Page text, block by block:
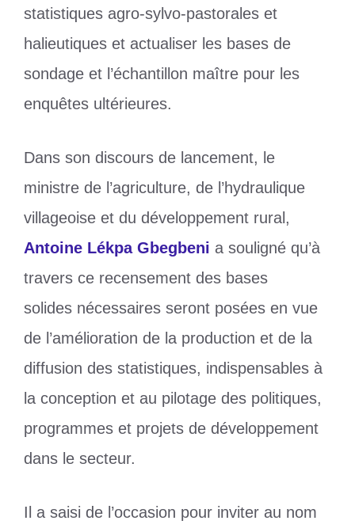
statistiques agro-sylvo-pastorales et
halieutiques et actualiser les bases de
sondage et l’échantillon maître pour les
enquêtes ultérieures.
Dans son discours de lancement, le
ministre de l’agriculture, de l’hydraulique
villageoise et du développement rural,
Antoine Lékpa Gbegbeni a souligné qu’à
travers ce recensement des bases
solides nécessaires seront posées en vue
de l’amélioration de la production et de la
diffusion des statistiques, indispensables à
la conception et au pilotage des politiques,
programmes et projets de développement
dans le secteur.
Il a saisi de l’occasion pour inviter au nom